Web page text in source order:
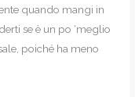
quando mangi in
se è un po ‘meglio
poiché ha meno